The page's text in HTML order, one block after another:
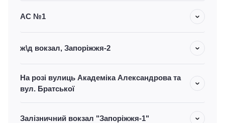
АС №1
ж\д вокзал, Запоріжжя-2
На розі вулиць Академіка Александрова та
вул. Братської
Залізничний вокзал "Запоріжжя-1"